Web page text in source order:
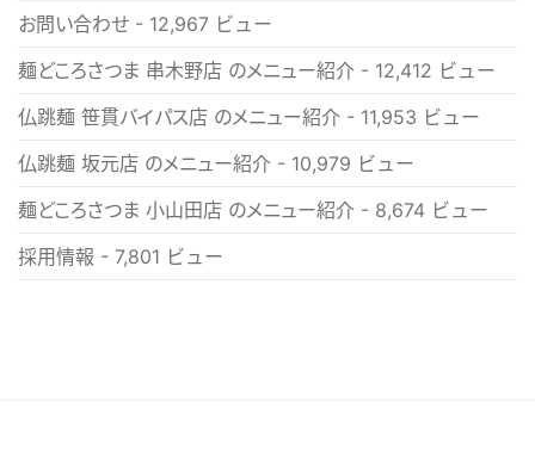
お問い合わせ - 12,967 ビュー
麺どころさつま 串木野店 のメニュー紹介 - 12,412 ビュー
仏跳麺 笹貫バイパス店 のメニュー紹介 - 11,953 ビュー
仏跳麺 坂元店 のメニュー紹介 - 10,979 ビュー
麺どころさつま 小山田店 のメニュー紹介 - 8,674 ビュー
採用情報 - 7,801 ビュー